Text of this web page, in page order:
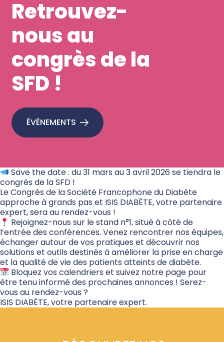
Retrouvez-
nous au
congrès de la
SFD !
ÉVÈNEMENTS
Save the date : du 31 mars au 3 avril 2026 se tiendra le
congrès de la SFD !
Le Congrès de la Société Francophone du Diabète
approche à grands pas et ISIS DIABÈTE, votre partenaire
expert, sera au rendez-vous !
Rejoignez-nous sur le stand n°1, situé à côté de
l’entrée des conférences. Venez rencontrer nos équipes,
échanger autour de vos pratiques et découvrir nos
solutions et outils destinés à améliorer la prise en charge
et la qualité de vie des patients atteints de diabète.
Bloquez vos calendriers et suivez notre page pour
être tenu informé des prochaines annonces ! Serez-
vous au rendez-vous ?
ISIS DIABÈTE, votre partenaire expert.